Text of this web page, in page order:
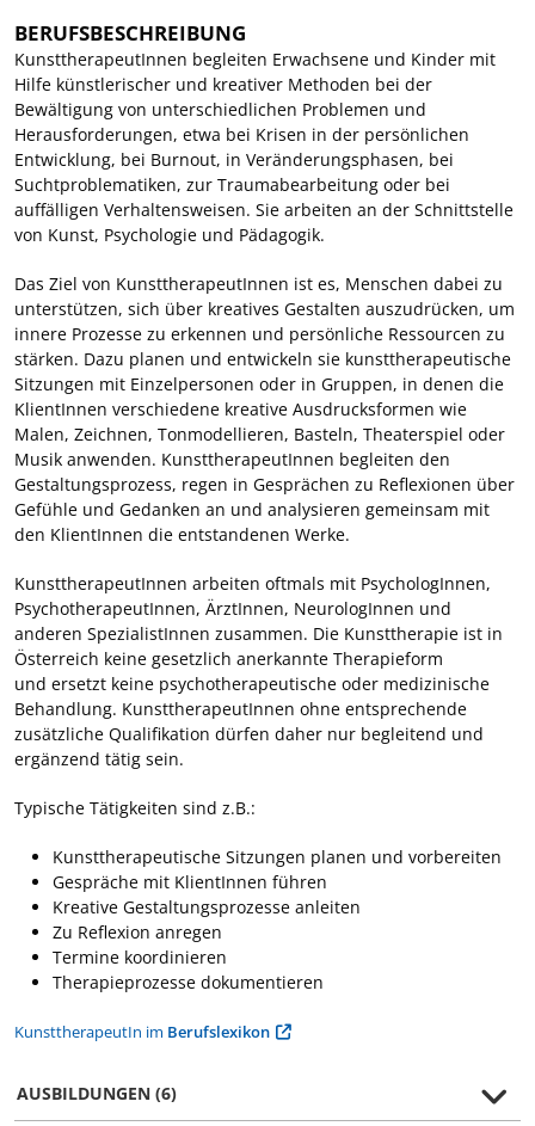
BERUFSBESCHREIBUNG
KunsttherapeutInnen begleiten Erwachsene und Kinder mit
Hilfe künstlerischer und kreativer Methoden bei der
Bewältigung von unterschiedlichen Problemen und
Herausforderungen, etwa bei Krisen in der persönlichen
Entwicklung, bei Burnout, in Veränderungsphasen, bei
Suchtproblematiken, zur Traumabearbeitung oder bei
auffälligen Verhaltensweisen. Sie arbeiten an der Schnittstelle
von Kunst, Psychologie und Pädagogik.
Das Ziel von KunsttherapeutInnen ist es, Menschen dabei zu
unterstützen, sich über kreatives Gestalten auszudrücken, um
innere Prozesse zu erkennen und persönliche Ressourcen zu
stärken. Dazu planen und entwickeln sie kunsttherapeutische
Sitzungen mit Einzelpersonen oder in Gruppen, in denen die
KlientInnen verschiedene kreative Ausdrucksformen wie
Malen, Zeichnen, Tonmodellieren, Basteln, Theaterspiel oder
Musik anwenden. KunsttherapeutInnen begleiten den
Gestaltungsprozess, regen in Gesprächen zu Reflexionen über
Gefühle und Gedanken an und analysieren gemeinsam mit
den KlientInnen die entstandenen Werke.
KunsttherapeutInnen arbeiten oftmals mit PsychologInnen,
PsychotherapeutInnen, ÄrztInnen, NeurologInnen und
anderen SpezialistInnen zusammen. Die Kunsttherapie ist in
Österreich keine gesetzlich anerkannte Therapieform
und ersetzt keine psychotherapeutische oder medizinische
Behandlung. KunsttherapeutInnen ohne entsprechende
zusätzliche Qualifikation dürfen daher nur begleitend und
ergänzend tätig sein.
Typische Tätigkeiten sind z.B.:
Kunsttherapeutische Sitzungen planen und vorbereiten
Gespräche mit KlientInnen führen
Kreative Gestaltungsprozesse anleiten
Zu Reflexion anregen
Termine koordinieren
Therapieprozesse dokumentieren
KunsttherapeutIn im Berufslexikon
AUSBILDUNGEN (6)